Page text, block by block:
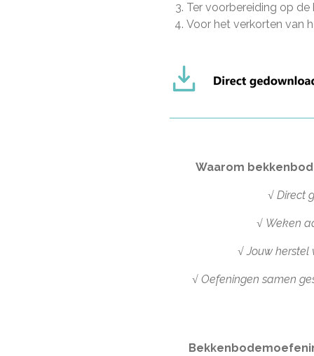
Ter voorbereiding op de
Voor het verkorten van
Waarom
√ Direct
√ Weken
√ Jouw herstel
√ Oefeningen samen